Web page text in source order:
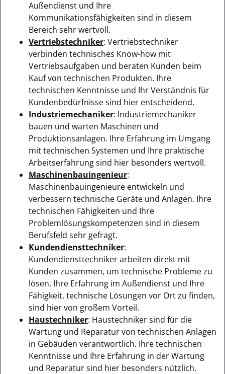
Außendienst und Ihre
Kommunikationsfähigkeiten sind in diesem
Bereich sehr wertvoll.
Vertriebstechniker: Vertriebstechniker
verbinden technisches Know-how mit
Vertriebsaufgaben und beraten Kunden beim
Kauf von technischen Produkten. Ihre
technischen Kenntnisse und Ihr Verständnis für
Kundenbedürfnisse sind hier entscheidend.
Industriemechaniker: Industriemechaniker
bauen und warten Maschinen und
Produktionsanlagen. Ihre Erfahrung im Umgang
mit technischen Systemen und Ihre praktische
Arbeitserfahrung sind hier besonders wertvoll.
Maschinenbauingenieur:
Maschinenbauingenieure entwickeln und
verbessern technische Geräte und Anlagen. Ihre
technischen Fähigkeiten und Ihre
Problemlösungskompetenzen sind in diesem
Berufsfeld sehr gefragt.
Kundendiensttechniker:
Kundendiensttechniker arbeiten direkt mit
Kunden zusammen, um technische Probleme zu
lösen. Ihre Erfahrung im Außendienst und Ihre
Fähigkeit, technische Lösungen vor Ort zu finden,
sind hier von großem Vorteil.
Haustechniker: Haustechniker sind für die
Wartung und Reparatur von technischen Anlagen
in Gebäuden verantwortlich. Ihre technischen
Kenntnisse und Ihre Erfahrung in der Wartung
und Reparatur sind hier besonders nützlich.